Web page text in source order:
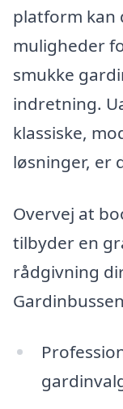
platform kan
muligheder
smukke
indretning.
klassiske,
løsninger, er
Overvej at
tilbyder en
rådgivning